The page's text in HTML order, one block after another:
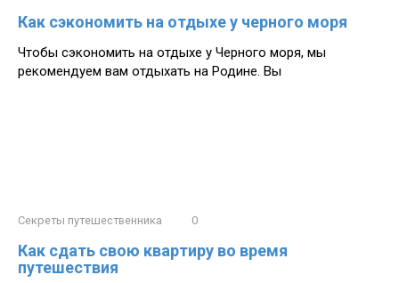
Как сэкономить на отдыхе у черного моря
Чтобы сэкономить на отдыхе у Черного моря, мы
рекомендуем вам отдыхать на Родине. Вы
Секреты путешественника 0
Как сдать свою квартиру во время
путешествия